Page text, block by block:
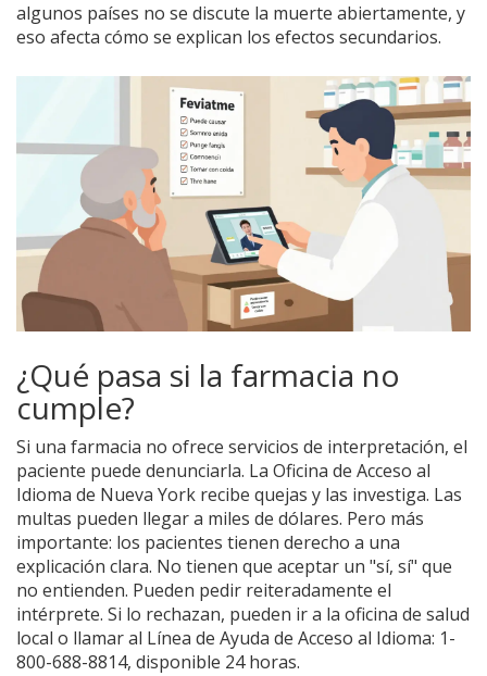
algunos países no se discute la muerte abiertamente, y
eso afecta cómo se explican los efectos secundarios.
¿Qué pasa si la farmacia no
cumple?
Si una farmacia no ofrece servicios de interpretación, el
paciente puede denunciarla. La Oficina de Acceso al
Idioma de Nueva York recibe quejas y las investiga. Las
multas pueden llegar a miles de dólares. Pero más
importante: los pacientes tienen derecho a una
explicación clara. No tienen que aceptar un "sí, sí" que
no entienden. Pueden pedir reiteradamente el
intérprete. Si lo rechazan, pueden ir a la oficina de salud
local o llamar al Línea de Ayuda de Acceso al Idioma: 1-
800-688-8814, disponible 24 horas.